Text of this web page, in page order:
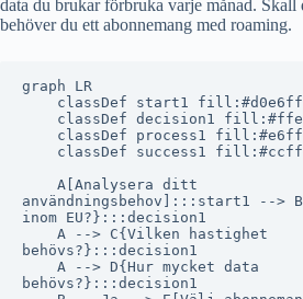
data du brukar förbruka varje månad. Skall
behöver du ett abonnemang med roaming.
graph LR
classDef start1
classDef decision1
classDef process1
classDef success1
    A[Analysera ditt
användningsbehov]:::start1 -->
inom EU?}:::decision1
    A --> C{Vilken hastighet
behövs?}:::decision1
    A --> D{Hur mycket data
behövs?}:::decision1